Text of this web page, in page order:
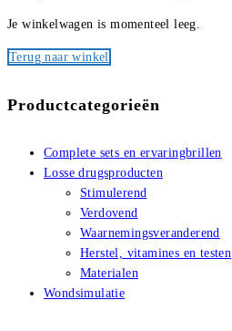
Je winkelwagen is momenteel leeg.
Terug naar winkel
Productcategorieën
Complete sets en ervaringbrillen
Losse drugsproducten
Stimulerend
Verdovend
Waarnemingsveranderend
Herstel, vitamines en testen
Materialen
Wondsimulatie